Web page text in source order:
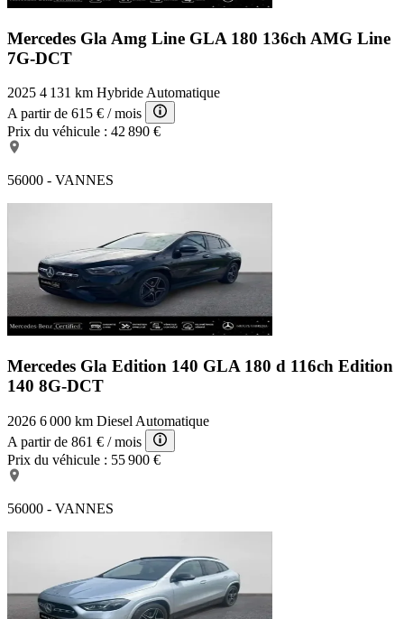
Mercedes Gla Amg Line GLA 180 136ch AMG Line
7G-DCT
2025 4 131 km Hybride Automatique
A partir de 615 € / mois
Prix du véhicule : 42 890 €
56000 - VANNES
Mercedes Gla Edition 140 GLA 180 d 116ch Edition
140 8G-DCT
2026 6 000 km Diesel Automatique
A partir de 861 € / mois
Prix du véhicule : 55 900 €
56000 - VANNES